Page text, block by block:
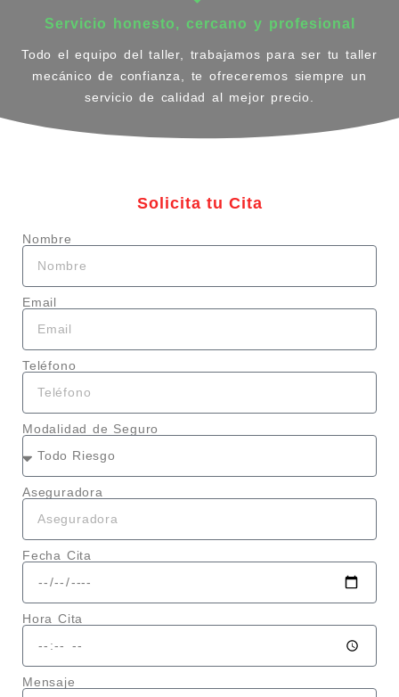
Servicio honesto, cercano y profesional
Todo el equipo del taller, trabajamos para ser tu taller
mecánico de confianza, te ofreceremos siempre un
servicio de calidad al mejor precio.
Solicita tu Cita
Nombre
Email
Teléfono
Modalidad de Seguro
Aseguradora
Fecha Cita
Hora Cita
Mensaje